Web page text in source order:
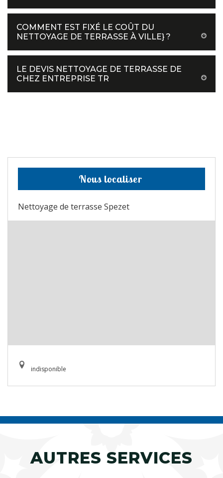
COMMENT EST FIXÉ LE COÛT DU
NETTOYAGE DE TERRASSE À VILLE} ?
LE DEVIS NETTOYAGE DE TERRASSE DE
CHEZ ENTREPRISE TR
Nous localiser
Nettoyage de terrasse Spezet
indisponible
AUTRES SERVICES